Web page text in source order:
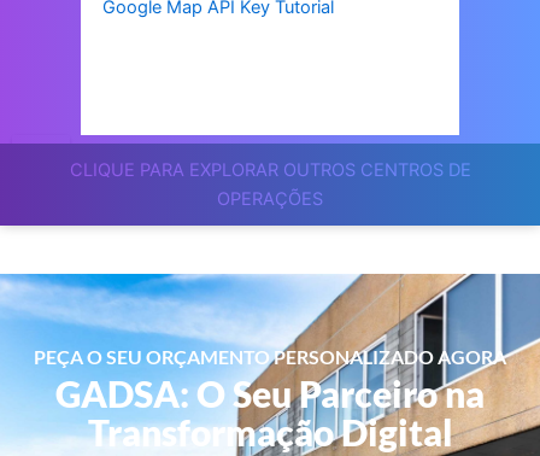
CLIQUE PARA EXPLORAR OUTROS CENTROS DE
OPERAÇÕES
Google Map API Key Tutorial
PEÇA O SEU ORÇAMENTO PERSONALIZADO AGORA
GADSA: O Seu Parceiro na
Transformação Digital